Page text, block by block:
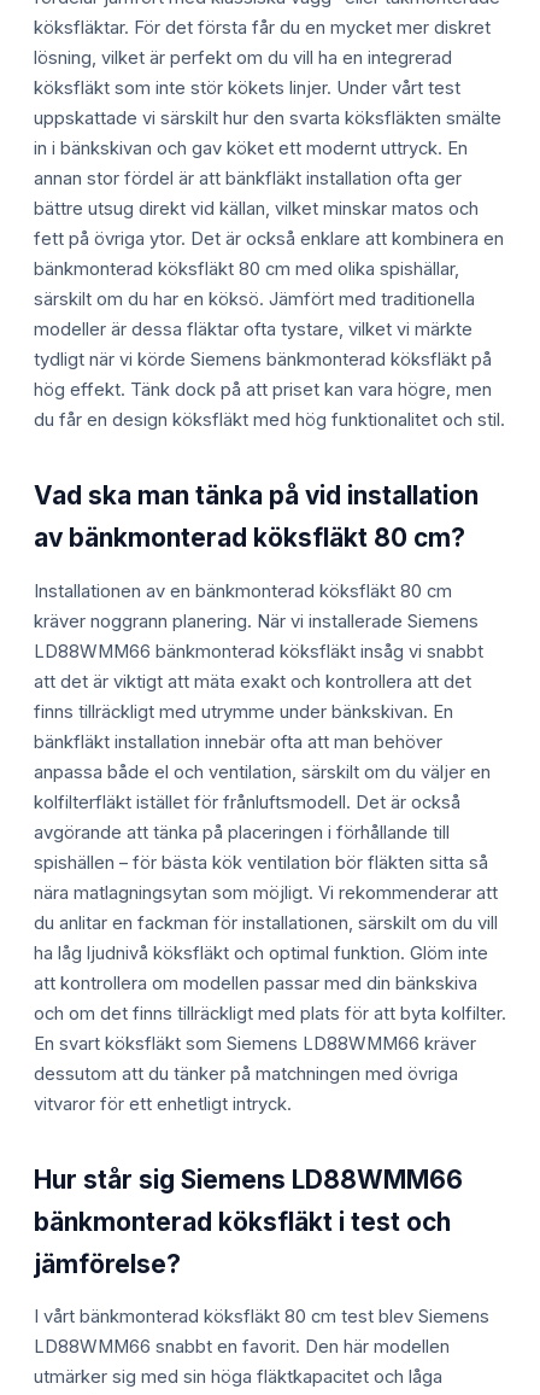
köksfläktar. För det första får du en mycket mer diskret
lösning, vilket är perfekt om du vill ha en integrerad
köksfläkt som inte stör kökets linjer. Under vårt test
uppskattade vi särskilt hur den svarta köksfläkten smälte
in i bänkskivan och gav köket ett modernt uttryck. En
annan stor fördel är att bänkfläkt installation ofta ger
bättre utsug direkt vid källan, vilket minskar matos och
fett på övriga ytor. Det är också enklare att kombinera en
bänkmonterad köksfläkt 80 cm med olika spishällar,
särskilt om du har en köksö. Jämfört med traditionella
modeller är dessa fläktar ofta tystare, vilket vi märkte
tydligt när vi körde Siemens bänkmonterad köksfläkt på
hög effekt. Tänk dock på att priset kan vara högre, men
du får en design köksfläkt med hög funktionalitet och stil.
Vad ska man tänka på vid installation
av bänkmonterad köksfläkt 80 cm?
Installationen av en bänkmonterad köksfläkt 80 cm
kräver noggrann planering. När vi installerade Siemens
LD88WMM66 bänkmonterad köksfläkt insåg vi snabbt
att det är viktigt att mäta exakt och kontrollera att det
finns tillräckligt med utrymme under bänkskivan. En
bänkfläkt installation innebär ofta att man behöver
anpassa både el och ventilation, särskilt om du väljer en
kolfilterfläkt istället för frånluftsmodell. Det är också
avgörande att tänka på placeringen i förhållande till
spishällen – för bästa kök ventilation bör fläkten sitta så
nära matlagningsytan som möjligt. Vi rekommenderar att
du anlitar en fackman för installationen, särskilt om du vill
ha låg ljudnivå köksfläkt och optimal funktion. Glöm inte
att kontrollera om modellen passar med din bänkskiva
och om det finns tillräckligt med plats för att byta kolfilter.
En svart köksfläkt som Siemens LD88WMM66 kräver
dessutom att du tänker på matchningen med övriga
vitvaror för ett enhetligt intryck.
Hur står sig Siemens LD88WMM66
bänkmonterad köksfläkt i test och
jämförelse?
I vårt bänkmonterad köksfläkt 80 cm test blev Siemens
LD88WMM66 snabbt en favorit. Den här modellen
utmärker sig med sin höga fläktkapacitet och låga